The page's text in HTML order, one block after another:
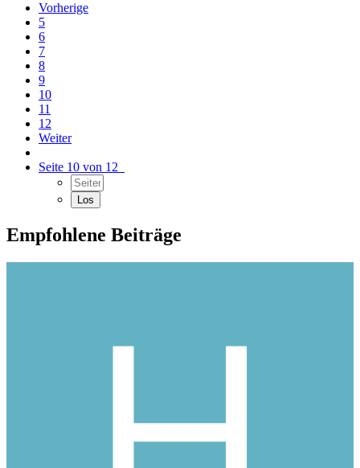
Vorherige
5
6
7
8
9
10
11
12
Weiter
Seite 10 von 12
Empfohlene Beiträge